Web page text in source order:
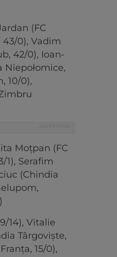
(FC
43/0), Vadim
42/0), Ioan-
Niepołomice,
10/0),
Moțpan (FC
1), Serafim
(Chindia
14), Vitalie
Târgoviște,
15/0),